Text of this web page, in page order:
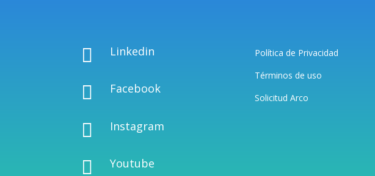
 Linkedin
 Facebook
 Instagram
 Youtube
Política de Privacidad
Términos de uso
Solicitud Arco